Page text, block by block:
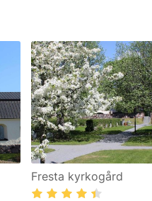
Fresta kyrkogård